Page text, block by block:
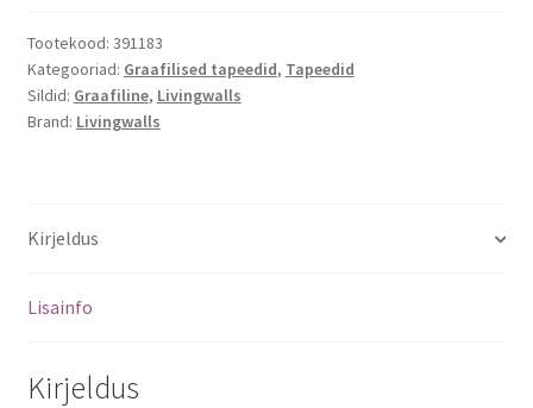
Tootekood: 391183
Kategooriad: Graafilised tapeedid, Tapeedid
Sildid: Graafiline, Livingwalls
Brand: Livingwalls
Kirjeldus
Lisainfo
Kirjeldus